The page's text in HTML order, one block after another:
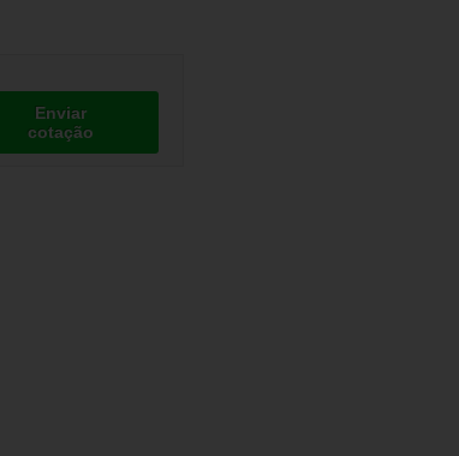
Enviar
cotação